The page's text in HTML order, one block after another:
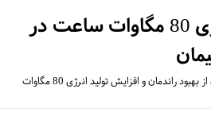
افزایش تولید انرژی 80 مگاوات ساعت در
مدیرعامل سد و نیروگاه مسجدسلیمان از بهبود راندمان و افزایش تولید انرژی 80 مگاوات